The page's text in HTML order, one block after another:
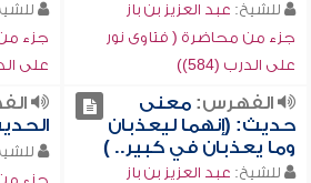
للشيخ: عبد العزيز بن باز
جزء من محاضرة ( فتاوى نور
على الدرب (584))
جزء
على
الفهرس:معنى
حديث: (إنهما ليعذبان
وما يعذبان في كبير.. )
للشيخ: عبد العزيز بن باز
جزء